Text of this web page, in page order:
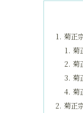
菊正
菊
菊
菊
菊
菊正